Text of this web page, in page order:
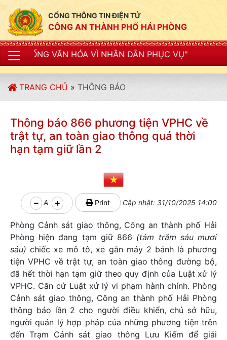
CỔNG THÔNG TIN ĐIỆN TỬ
CÔNG AN THÀNH PHỐ HẢI PHÒNG
HÓA VÌ NHÂN DÂN PHỤC VỤ"
TRANG CHỦ » THÔNG BÁO
Thông báo 866 phương tiện VPHC về
trật tự, an toàn giao thông quá thời
hạn tạm giữ lần 2
A Print Cập nhật: 31/10/2025 14:00
Phòng Cảnh sát giao thông, Công an thành phố Hải
Phòng hiện đang tạm giữ 866 (tám trăm sáu mươi
sáu)chiếc xe mô tô, xe gắn máy 2 bánh là phương
tiện VPHC về trật tự, an toàn giao thông đường bộ,
đã hết thời hạn tạm giữ theo quy định của Luật xử lý
VPHC. Căn cứ Luật xử lý vi phạm hành chính. Phòng
Cảnh sát giao thông, Công an thành phố Hải Phòng
thông báo lần 2 cho người điều khiển, chủ sở hữu,
người quản lý hợp pháp của những phương tiện trên
đến Trạm Cảnh sát giao thông Lưu Kiếm để giải